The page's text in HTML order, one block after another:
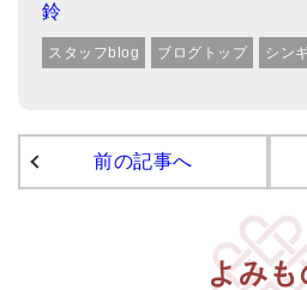
鈴
スタッフblog ブログトップ シン
前の記事へ
よみも